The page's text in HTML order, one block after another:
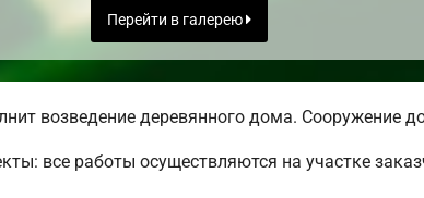
Перейти в галерею
возведение деревянного дома. Сооружение
все работы осуществляются на участке